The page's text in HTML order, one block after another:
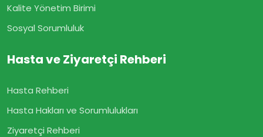
Kalite Yönetim Birimi
Sosyal Sorumluluk
Hasta ve Ziyaretçi Rehberi
Hasta Rehberi
Hasta Hakları ve Sorumlulukları
Ziyaretçi Rehberi